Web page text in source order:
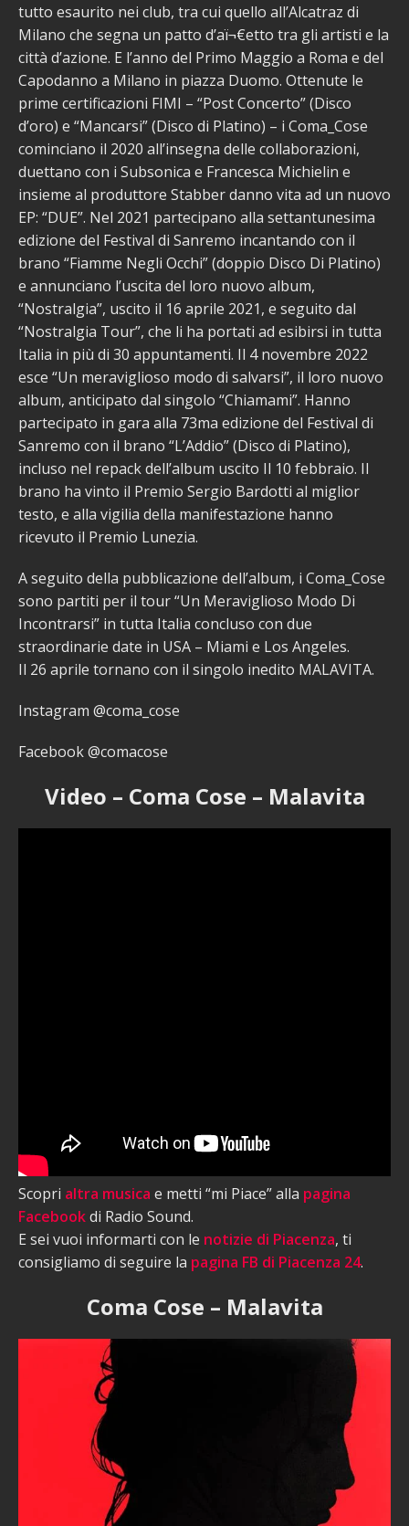
tutto esaurito nei club, tra cui quello all’Alcatraz di
Milano che segna un patto d’aï¬€etto tra gli artisti e la
città d’azione. E l’anno del Primo Maggio a Roma e del
Capodanno a Milano in piazza Duomo. Ottenute le
prime certificazioni FIMI – “Post Concerto” (Disco
d’oro) e “Mancarsi” (Disco di Platino) – i Coma_Cose
cominciano il 2020 all’insegna delle collaborazioni,
duettano con i Subsonica e Francesca Michielin e
insieme al produttore Stabber danno vita ad un nuovo
EP: “DUE”. Nel 2021 partecipano alla settantunesima
edizione del Festival di Sanremo incantando con il
brano “Fiamme Negli Occhi” (doppio Disco Di Platino)
e annunciano l’uscita del loro nuovo album,
“Nostralgia”, uscito il 16 aprile 2021, e seguito dal
“Nostralgia Tour”, che li ha portati ad esibirsi in tutta
Italia in più di 30 appuntamenti. Il 4 novembre 2022
esce “Un meraviglioso modo di salvarsi”, il loro nuovo
album, anticipato dal singolo “Chiamami”. Hanno
partecipato in gara alla 73ma edizione del Festival di
Sanremo con il brano “L’Addio” (Disco di Platino),
incluso nel repack dell’album uscito Il 10 febbraio. Il
brano ha vinto il Premio Sergio Bardotti al miglior
testo, e alla vigilia della manifestazione hanno
ricevuto il Premio Lunezia.
A seguito della pubblicazione dell’album, i Coma_Cose
sono partiti per il tour “Un Meraviglioso Modo Di
Incontrarsi” in tutta Italia concluso con due
straordinarie date in USA – Miami e Los Angeles.
Il 26 aprile tornano con il singolo inedito MALAVITA.
Instagram @coma_cose
Facebook @comacose
Video – Coma Cose – Malavita
Scopri altra musica e metti “mi Piace” alla pagina
Facebookdi Radio Sound.
E sei vuoi informarti con le notizie di Piacenza, ti
consigliamo di seguire la pagina FB di Piacenza 24.
Coma Cose – Malavita